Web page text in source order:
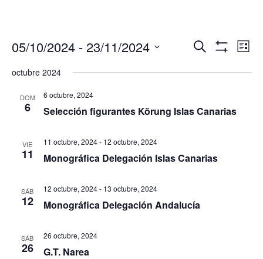
búsqueda
vistas
Buscar
de
Lista
05/10/2024 - 23/11/2024
fecha.
octubre 2024
DOM
6
6 octubre, 2024
Selección figurantes Körung Islas Canarias
VIE
11
11 octubre, 2024- 12 octubre, 2024
Monográfica Delegación Islas Canarias
SÁB
12
12 octubre, 2024- 13 octubre, 2024
Monográfica Delegación Andalucía
SÁB
26
26 octubre, 2024
G.T. Narea